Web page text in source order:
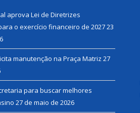
aprova Lei de Diretrizes
o exercício financeiro de 202723
manutenção na Praça Matriz 27
para buscar melhores
27 de maio de 2026